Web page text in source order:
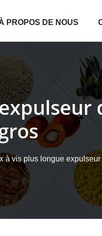
PROPOS DE NOUS
à vis plus longue